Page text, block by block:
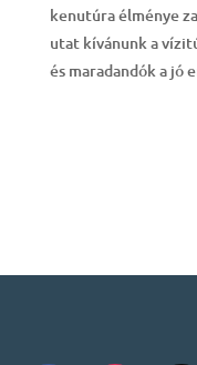
kenutúra élménye
utat kívánunk a
és maradandók a jó